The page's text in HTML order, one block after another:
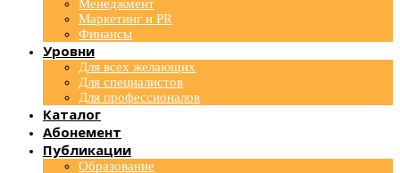
Менеджмент
Маркетинг и PR
Финансы
Уровни
Для всех желающих
Для специалистов
Для профессионалов
Каталог
Абонемент
Публикации
Образование